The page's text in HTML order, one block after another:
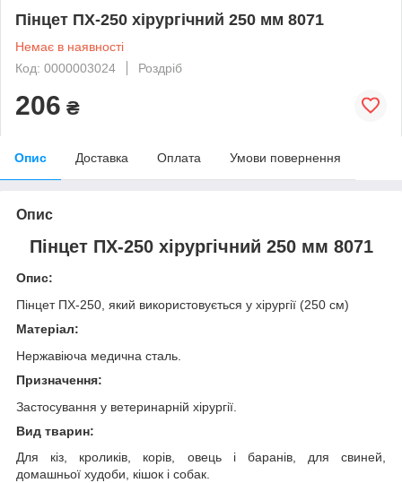
Пінцет ПХ-250 хірургічний 250 мм 8071
Немає в наявності
Код: 0000003024
Роздріб
206 ₴
Опис Доставка Оплата Умови повернення
Опис
Пінцет ПХ-250 хірургічний 250 мм 8071
Опис:
Пінцет ПХ-250, який використовується у хірургії (250 см)
Матеріал:
Нержавіюча медична сталь.
Призначення:
Застосування у ветеринарній хірургії.
Вид тварин:
Для кіз, кроликів, корів, овець і баранів, для свиней,
домашньої худоби, кішок і собак.